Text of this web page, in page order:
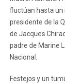
fluctúan hasta un
presidente de la
de Jacques
padre de Marine
Nacional.
Festejos y un